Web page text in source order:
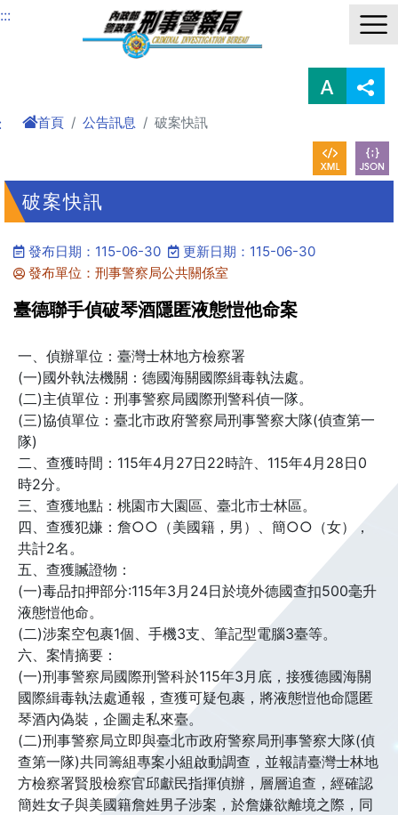
進入內容區塊
:::
首頁 公告訊息 破案快訊
破案快訊
發布日期：115-06-30
更新日期：115-06-30
發布單位：刑事警察局公共關係室
臺德聯手偵破琴酒隱匿液態愷他命案
一、偵辦單位：臺灣士林地方檢察署
(一)國外執法機關：德國海關國際緝毒執法處。
(二)主偵單位：刑事警察局國際刑警科偵一隊。
(三)協偵單位：臺北市政府警察局刑事警察大隊(偵查第一
隊)
二、查獲時間：115年4月27日22時許、115年4月28日0
時2分。
三、查獲地點：桃園市大園區、臺北市士林區。
四、查獲犯嫌：詹○○（美國籍，男）、簡○○（女），
共計2名。
五、查獲贓證物：
(一)毒品扣押部分:115年3月24日於境外德國查扣500毫升
液態愷他命。
(二)涉案空包裹1個、手機3支、筆記型電腦3臺等。
六、案情摘要：
(一)刑事警察局國際刑警科於115年3月底，接獲德國海關
國際緝毒執法處通報，查獲可疑包裹，將液態愷他命隱匿
琴酒內偽裝，企圖走私來臺。
(二)刑事警察局立即與臺北市政府警察局刑事警察大隊(偵
查第一隊)共同籌組專案小組啟動調查，並報請臺灣士林地
方檢察署賢股檢察官邱獻民指揮偵辦，層層追查，經確認
簡姓女子與美國籍詹姓男子涉案，於詹嫌欲離境之際，同